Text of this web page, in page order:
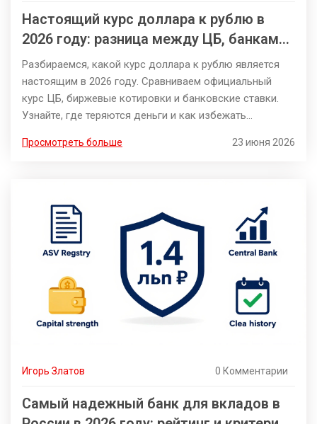
Настоящий курс доллара к рублю в
2026 году: разница между ЦБ, банками
и рынком
Разбираемся, какой курс доллара к рублю является
настоящим в 2026 году. Сравниваем официальный
курс ЦБ, биржевые котировки и банковские ставки.
Узнайте, где теряются деньги и как избежать
Просмотреть больше 23 июня 2026
Игорь Златов 0 Комментарии
Самый надежный банк для вкладов в